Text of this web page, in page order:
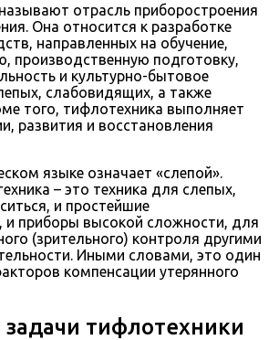
отрасль приборостроения
Она относится к разработке
направленных на обучение,
производственную подготовку,
и культурно-бытовое
слабовидящих, а также
того, тифлотехника выполняет
развития и восстановления
языке означает «слепой».
– это техника для слепых,
и простейшие
и приборы высокой сложности, для
(зрительного) контроля другими
Иными словами, это один
компенсации утерянного
тифлотехники